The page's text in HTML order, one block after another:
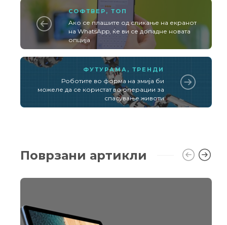
СОФТВЕР , ТОП
Ако се плашите од сликање на екранот
на WhatsApp, ќе ви се допадне новата
опција
ФУТУРАМА , ТРЕНДИ
Роботите во форма на змија би
можеле да се користат во операции за
спасување животи
Поврзани артикли